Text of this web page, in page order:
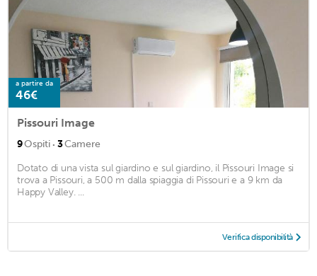
a partire da
46€
Pissouri Image
9Ospiti · 3Camere
Dotato di una vista sul giardino e sul giardino, il Pissouri Image si
trova a Pissouri, a 500 m dalla spiaggia di Pissouri e a 9 km da
Happy Valley. ...
Verifica disponibilità